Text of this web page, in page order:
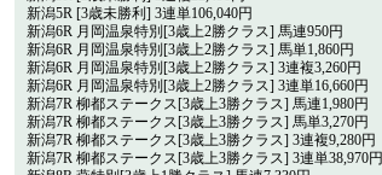
新潟5R [3歳未勝利] 3連単106,040円
新潟6R 月岡温泉特別[3歳上2勝クラス] 馬連950円
新潟6R 月岡温泉特別[3歳上2勝クラス] 馬単1,860円
新潟6R 月岡温泉特別[3歳上2勝クラス] 3連複3,260円
新潟6R 月岡温泉特別[3歳上2勝クラス] 3連単16,660円
新潟7R 柳都ステークス[3歳上3勝クラス] 馬連1,980円
新潟7R 柳都ステークス[3歳上3勝クラス] 馬単3,270円
新潟7R 柳都ステークス[3歳上3勝クラス] 3連複9,280円
新潟7R 柳都ステークス[3歳上3勝クラス] 3連単38,970円